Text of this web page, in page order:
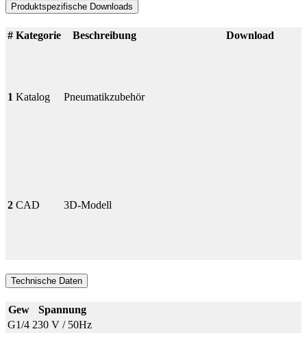
Produktspezifische Downloads
# Kategorie Beschreibung Download
1 Katalog Pneumatikzubehör
2 CAD 3D-Modell
Technische Daten
Gew
Spannung
G1/4 230 V / 50Hz